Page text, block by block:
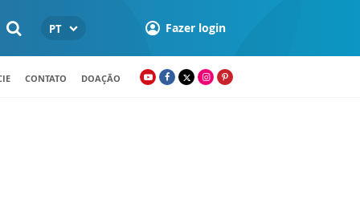
PT Fazer login
CONTATO DOAÇÃO